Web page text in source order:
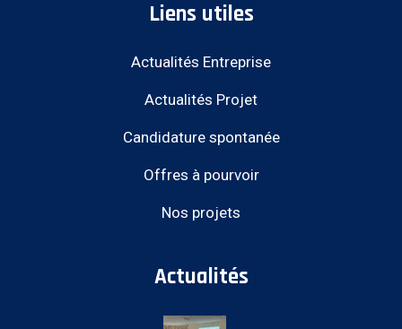
Liens utiles
Actualités Entreprise
Actualités Projet
Candidature spontanée
Offres à pourvoir
Nos projets
Actualités